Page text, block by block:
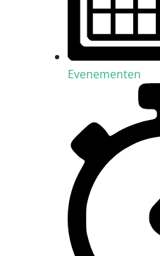
Evenementen